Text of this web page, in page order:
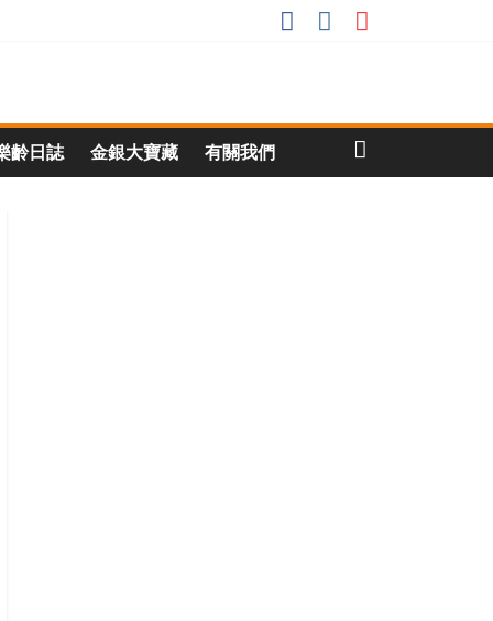
齡日誌 金銀大寶藏 有關我們